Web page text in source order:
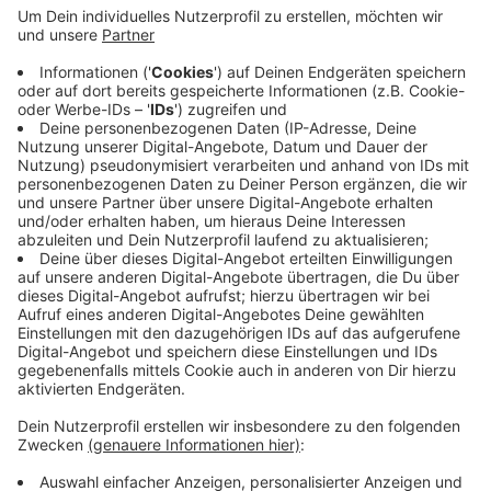
Die persönliche Gesundheit und das Wohlergehen der
Teilnehmer, Helfer, Besucher sowie aller Menschen
hätten in dieser Zeit Vorrang, heißt es zur Begründung.
Die Vorbereitungen für die nächste Folge des
beliebten Flachsmarktes im Jahr 2021 sollen im Juni
beginnen.
Anzeige
Anzeige